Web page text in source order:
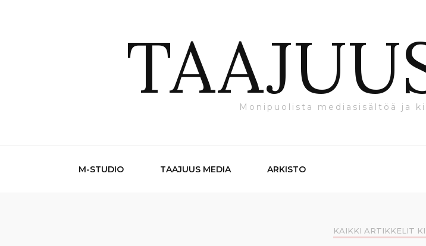
Monipuolista mediasisältöä ja
M-STUDIO TAAJUUS MEDIA ARKISTO
KAIKKI ARTIKKELIT